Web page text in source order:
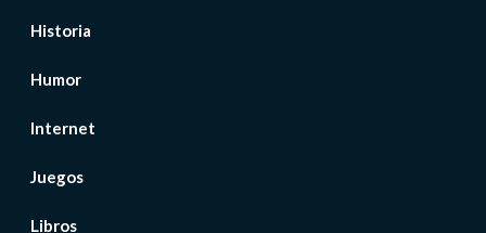
Historia
Humor
Internet
Juegos
Libros